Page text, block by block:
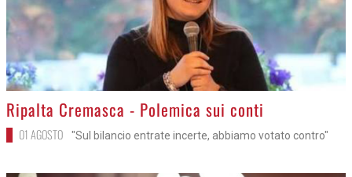
>
Ripalta Cremasca - Polemica sui conti
01 AGOSTO "Sul bilancio entrate incerte, abbiamo votato contro"